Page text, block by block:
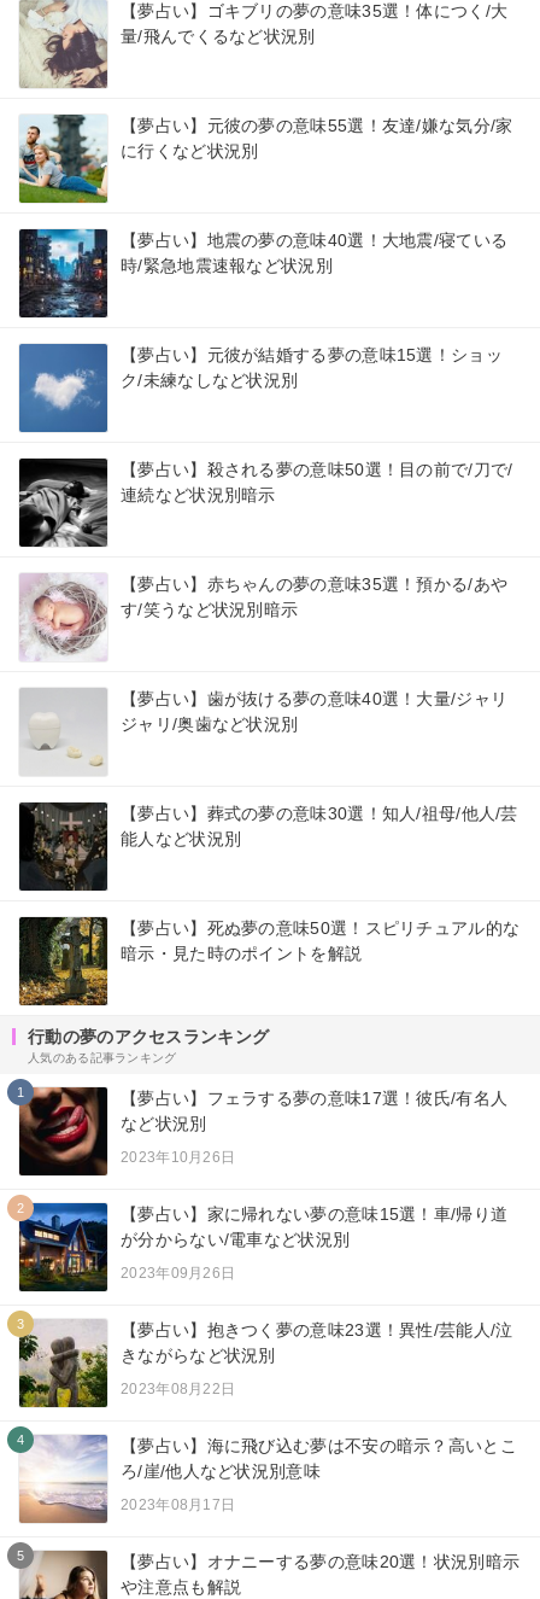
【夢占い】ゴキブリの夢の意味35選！体につく/大
量/飛んでくるなど状況別
【夢占い】元彼の夢の意味55選！友達/嫌な気分/家
に行くなど状況別
【夢占い】地震の夢の意味40選！大地震/寝ている
時/緊急地震速報など状況別
【夢占い】元彼が結婚する夢の意味15選！ショッ
ク/未練なしなど状況別
【夢占い】殺される夢の意味50選！目の前で/刀で/
連続など状況別暗示
【夢占い】赤ちゃんの夢の意味35選！預かる/あや
す/笑うなど状況別暗示
【夢占い】歯が抜ける夢の意味40選！大量/ジャリ
ジャリ/奥歯など状況別
【夢占い】葬式の夢の意味30選！知人/祖母/他人/芸
能人など状況別
【夢占い】死ぬ夢の意味50選！スピリチュアル的な
暗示・見た時のポイントを解説
行動の夢のアクセスランキング
人気のある記事ランキング
1
【夢占い】フェラする夢の意味17選！彼氏/有名人
など状況別
2023年10月26日
2
【夢占い】家に帰れない夢の意味15選！車/帰り道
が分からない/電車など状況別
2023年09月26日
3
【夢占い】抱きつく夢の意味23選！異性/芸能人/泣
きながらなど状況別
2023年08月22日
4
【夢占い】海に飛び込む夢は不安の暗示？高いとこ
ろ/崖/他人など状況別意味
2023年08月17日
5
【夢占い】オナニーする夢の意味20選！状況別暗示
や注意点も解説